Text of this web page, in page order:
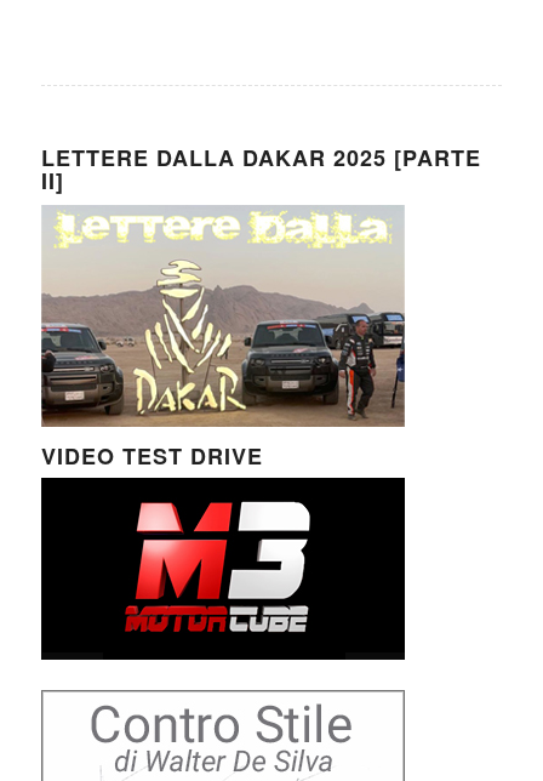
LETTERE DALLA DAKAR 2025 [PARTE
II]
VIDEO TEST DRIVE